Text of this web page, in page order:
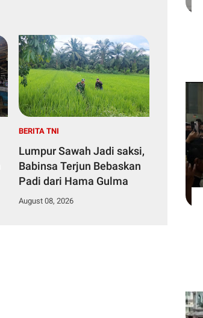
BERITA TNI
Lumpur Sawah Jadi saksi,
Babinsa Terjun Bebaskan
Padi dari Hama Gulma
August 08, 2026